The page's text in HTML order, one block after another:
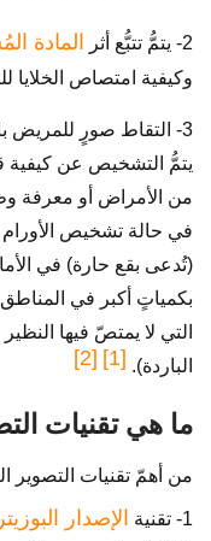
2- يتمُّ تتبُّع أثر المادة
وكيفية امتصاص الخلايا
3- التقاط صورٍ للمريض
يتمُّ التشخيص عن كيفية
من الأمراض أو معرفة
في حالة تشخيص
(تُدعى بقع حارة) في
بكمياتٍ أكبر في المناطق
التي لا يمتصّ فيها
الباردة). [1]
[2]
ما هي تقنيات
من أهمّ تقنيات التصوير
1- تقنية الإصدار